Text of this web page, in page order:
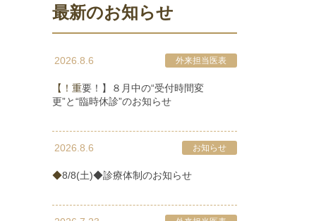
最新のお知らせ
2026.8.6 外来担当医表
【！重要！】８月中の“受付時間変
更”と“臨時休診”のお知らせ
2026.8.6 お知らせ
◆8/8(土)◆診療体制のお知らせ